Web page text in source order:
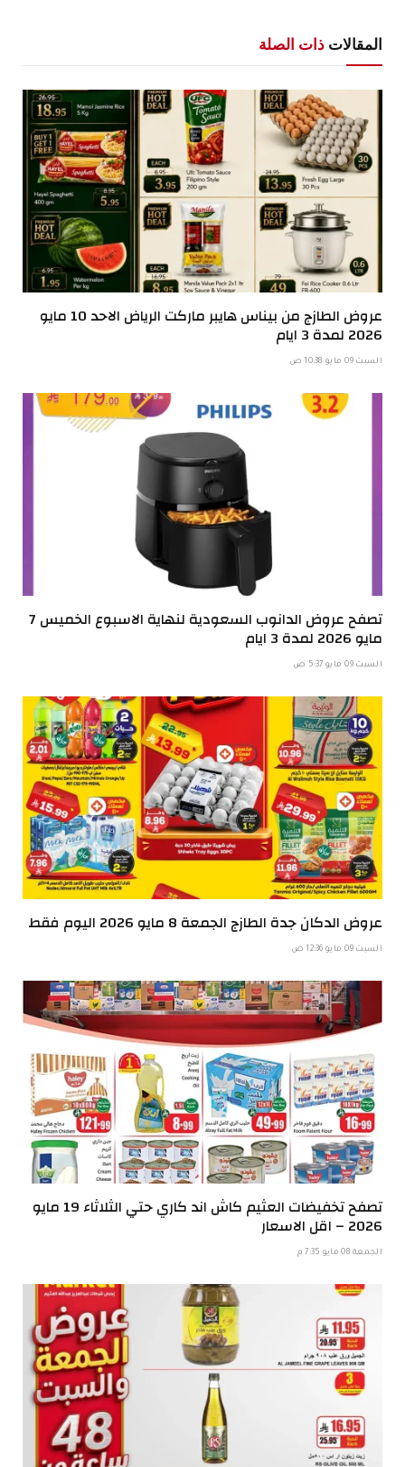
المقالات ذات الصلة
عروض الطازج من بيناس هايبر ماركت الرياض الاحد 10 مايو
2026 لمدة 3 ايام
السبت 09 مايو 10:38 ص
تصفح عروض الدانوب السعودية لنهاية الاسبوع الخميس 7
مايو 2026 لمدة 3 ايام
السبت 09 مايو 5:37 ص
عروض الدكان جدة الطازج الجمعة 8 مايو 2026 اليوم فقط
السبت 09 مايو 12:36 ص
تصفح تخفيضات العثيم كاش اند كاري حتي الثلاثاء 19 مايو
2026 – اقل الاسعار
الجمعة 08 مايو 7:35 م